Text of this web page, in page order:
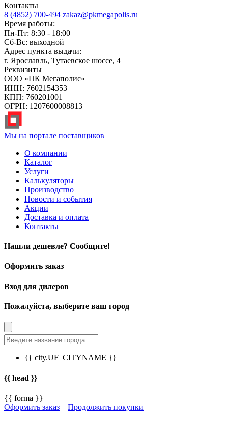
Контакты
8 (4852) 700-494 zakaz@pkmegapolis.ru
Время работы:
Пн-Пт: 8:30 - 18:00
Сб-Вс: выходной
Адрес пункта выдачи:
г. Ярославль, Тутаевское шоссе, 4
Реквизиты
ООО «ПК Мегаполис»
ИНН: 7602154353
КПП: 760201001
ОГРН: 1207600008813
Мы на портале поставщиков
О компании
Каталог
Услуги
Калькуляторы
Производство
Новости и события
Акции
Доставка и оплата
Контакты
Нашли дешевле? Сообщите!
Оформить заказ
Вход для дилеров
Пожалуйста, выберите ваш город
{{ city.UF_CITYNAME }}
{{ head }}
{{ forma }}
Оформить заказ
Продолжить покупки